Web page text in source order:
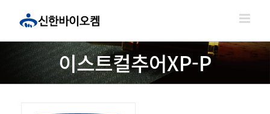
이스트컬추어XP-P